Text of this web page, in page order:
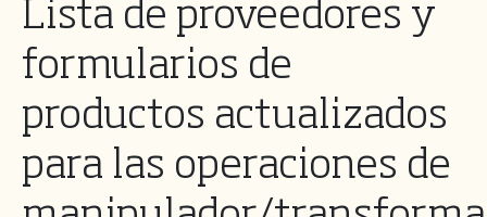
Lista de proveedores y
formularios de
productos actualizados
para las operaciones de